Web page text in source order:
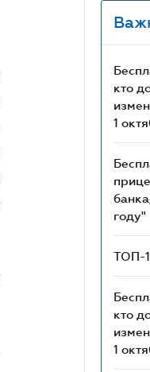
кто
1
году"
ТОП-
кто
1